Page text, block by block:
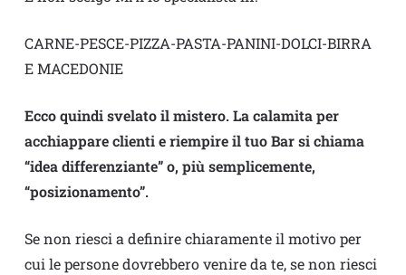
CARNE-PESCE-PIZZA-PASTA-PANINI-DOLCI-BIRRA
E MACEDONIE
Ecco quindi svelato il mistero. La calamita per
acchiappare clienti e riempire il tuo Bar si chiama
“idea differenziante” o, più semplicemente,
“posizionamento”.
Se non riesci a definire chiaramente il motivo per
cui le persone dovrebbero venire da te, se non riesci